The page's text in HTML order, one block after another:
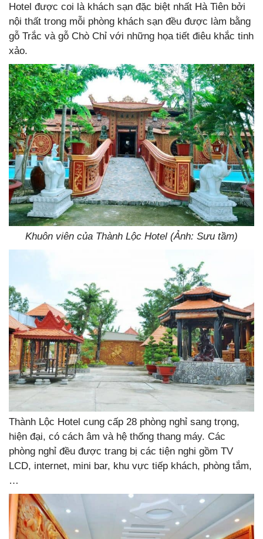
Hotel được coi là khách sạn đặc biệt nhất Hà Tiên bởi
nội thất trong mỗi phòng khách sạn đều được làm bằng
gỗ Trắc và gỗ Chò Chỉ với những họa tiết điêu khắc tinh
xảo.
Khuôn viên của Thành Lộc Hotel (Ảnh: Sưu tầm)
Thành Lộc Hotel cung cấp 28 phòng nghỉ sang trọng,
hiện đại, có cách âm và hệ thống thang máy. Các
phòng nghỉ đều được trang bị các tiện nghi gồm TV
LCD, internet, mini bar, khu vực tiếp khách, phòng tắm,
…